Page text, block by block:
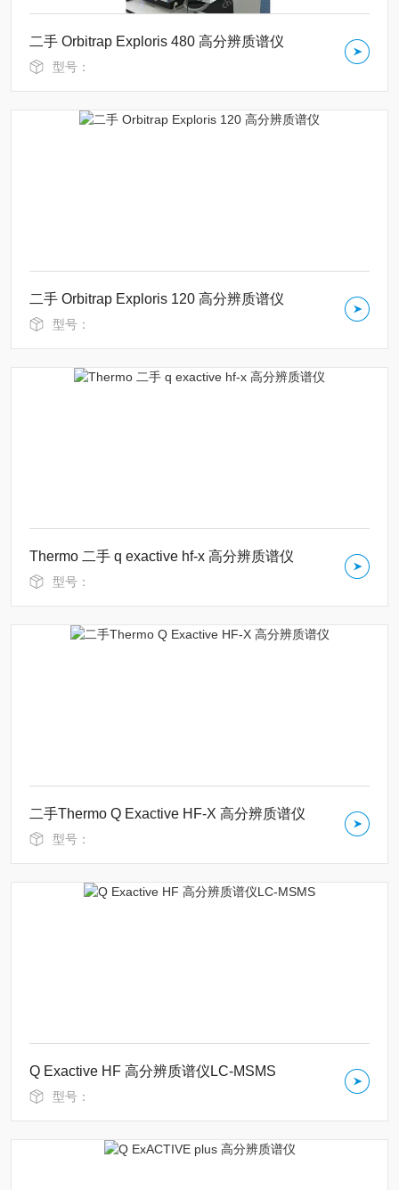
二手 Orbitrap Exploris 480 高分辨质谱仪
型号：
二手 Orbitrap Exploris 120 高分辨质谱仪
型号：
Thermo 二手 q exactive hf-x 高分辨质谱仪
型号：
二手Thermo Q Exactive HF-X 高分辨质谱仪
型号：
Q Exactive HF 高分辨质谱仪LC-MSMS
型号：